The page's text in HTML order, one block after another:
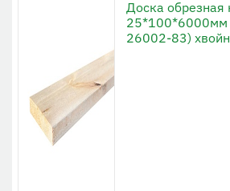
Доска обрезная
25*100*6000мм
26002-83)